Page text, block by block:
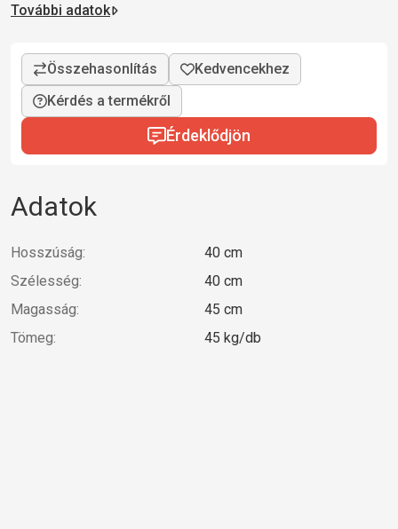
További adatok
Kérdés a termékről
Érdeklődjön
Adatok
Hosszúság:
40 cm
Szélesség:
40 cm
Magasság:
45 cm
Tömeg:
45 kg/db